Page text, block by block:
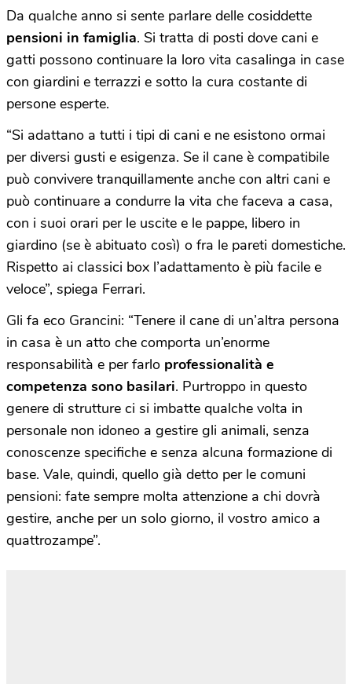
Da qualche anno si sente parlare delle cosiddette
pensioni in famiglia. Si tratta di posti dove cani e
gatti possono continuare la loro vita casalinga in case
con giardini e terrazzi e sotto la cura costante di
persone esperte.
“Si adattano a tutti i tipi di cani e ne esistono ormai
per diversi gusti e esigenza. Se il cane è compatibile
può convivere tranquillamente anche con altri cani e
può continuare a condurre la vita che faceva a casa,
con i suoi orari per le uscite e le pappe, libero in
giardino (se è abituato così) o fra le pareti domestiche.
Rispetto ai classici box l’adattamento è più facile e
veloce”, spiega Ferrari.
Gli fa eco Grancini: “Tenere il cane di un’altra persona
in casa è un atto che comporta un’enorme
responsabilità e per farlo professionalità e
competenza sono basilari. Purtroppo in questo
genere di strutture ci si imbatte qualche volta in
personale non idoneo a gestire gli animali, senza
conoscenze specifiche e senza alcuna formazione di
base. Vale, quindi, quello già detto per le comuni
pensioni: fate sempre molta attenzione a chi dovrà
gestire, anche per un solo giorno, il vostro amico a
quattrozampe”.